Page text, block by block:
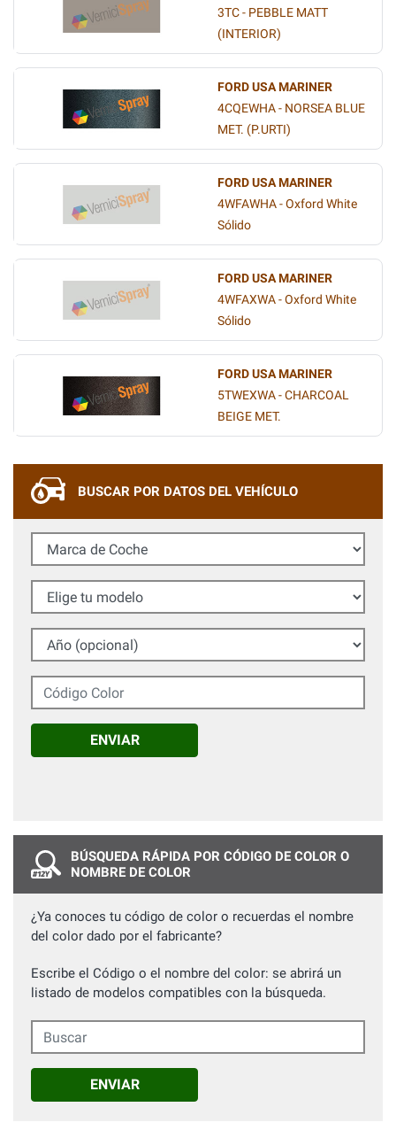
3TC - PEBBLE MATT
(INTERIOR)
FORD USA MARINER
4CQEWHA - NORSEA BLUE
MET. (P.URTI)
FORD USA MARINER
4WFAWHA - Oxford White
Sólido
FORD USA MARINER
4WFAXWA - Oxford White
Sólido
FORD USA MARINER
5TWEXWA - CHARCOAL
BEIGE MET.
BUSCAR POR DATOS DEL VEHÍCULO
Marca de Coche
Elige tu modelo
Año (opcional)
Código Color
ENVIAR
BÚSQUEDA RÁPIDA POR CÓDIGO DE COLOR O
NOMBRE DE COLOR
¿Ya conoces tu código de color o recuerdas el nombre
del color dado por el fabricante?
Escribe el Código o el nombre del color: se abrirá un
listado de modelos compatibles con la búsqueda.
Buscar
ENVIAR